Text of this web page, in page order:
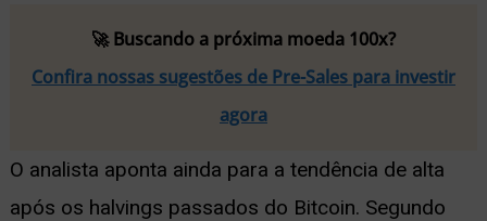
🚀 Buscando a próxima moeda 100x?
Confira nossas sugestões de Pre-Sales para investir
agora
O analista aponta ainda para a tendência de alta
após os halvings passados do Bitcoin. Segundo